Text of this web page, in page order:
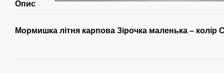
Опис
Мормишка літня карпова Зірочка маленька – колір